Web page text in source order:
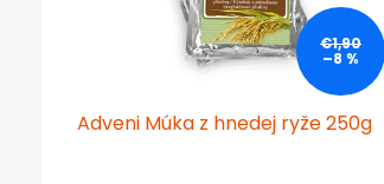
o
€1,90
–8 %
Adveni Múka z hnedej ryže 250g